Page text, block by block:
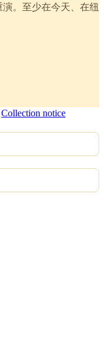
。至少在今天、在纽
Collection notice